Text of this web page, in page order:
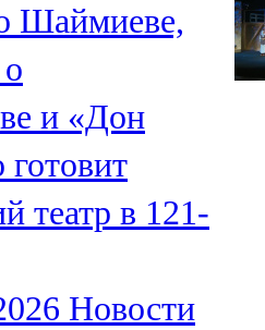
Шаймиеве,
и «Дон
театр в 121-
Новости